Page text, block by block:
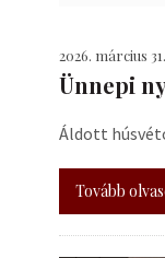
2026. március 31.
Ünnepi
Áldott
Tovább